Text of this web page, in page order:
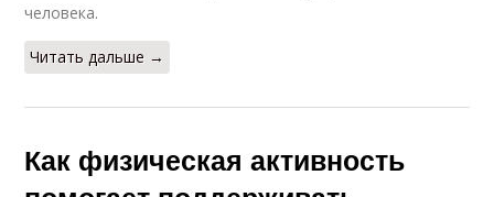
человека.
Читать дальше →
Как физическая активность